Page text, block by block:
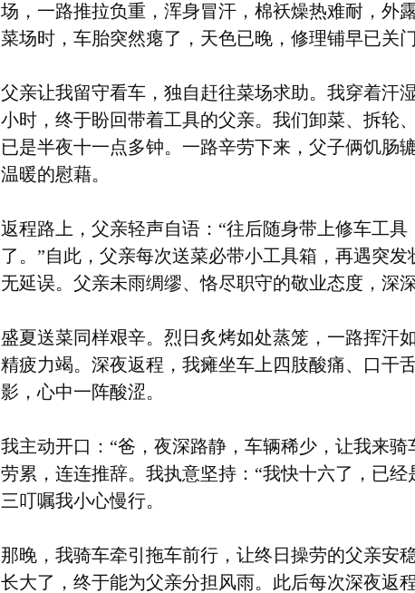
场，一路推拉负重，浑身冒汗，棉袄燥热难耐，外
菜场时，车胎突然瘪了，天色已晚，修理铺早已关门
父亲让我留守看车，独自赶往菜场求助。我穿着汗
小时，终于盼回带着工具的父亲。我们卸菜、拆轮
已是半夜十一点多钟。一路辛劳下来，父子俩饥肠
温暖的慰藉。
返程路上，父亲轻声自语：“往后随身带上修车工
了。”自此，父亲每次送菜必带小工具箱，再遇突
无延误。父亲未雨绸缪、恪尽职守的敬业态度，深
盛夏送菜同样艰辛。烈日炙烤如处蒸笼，一路挥汗
精疲力竭。深夜返程，我瘫坐车上四肢酸痛、口干
影，心中一阵酸涩。
我主动开口：“爸，夜深路静，车辆稀少，让我来
劳累，连连推辞。我执意坚持：“我快十六了，已
三叮嘱我小心慢行。
那晚，我骑车牵引拖车前行，让终日操劳的父亲安
长大了，终于能为父亲分担风雨。此后每次深夜返